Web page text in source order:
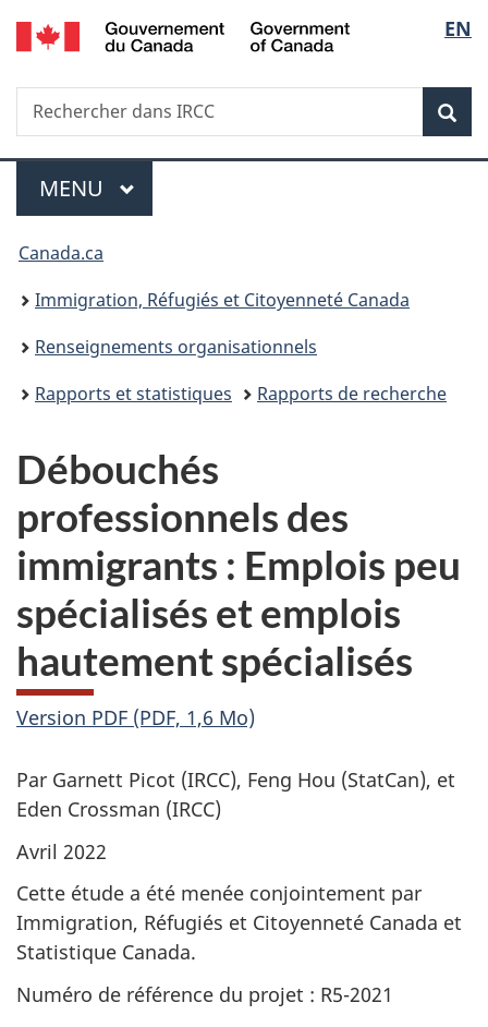
Passer
au
Passer
à
du
Passer
à
simplifiée
de
la
EN
Recherche
Rechercher
dans
Menu
MENU PRINCIPAL
Vous
êtes
ici :
Canada.ca
Immigration, Réfugiés et Citoyenneté Canada
Renseignements organisationnels
Rapports et statistiques
Rapports de recherche
Débouchés
professionnels des
immigrants : Emplois peu
spécialisés et emplois
hautement spécialisés
Version PDF (PDF, 1,6 Mo)
Par Garnett Picot (IRCC), Feng Hou (StatCan), et
Eden Crossman (IRCC)
Avril 2022
Cette étude a été menée conjointement par
Immigration, Réfugiés et Citoyenneté Canada et
Statistique Canada.
Numéro de référence du projet : R5-2021